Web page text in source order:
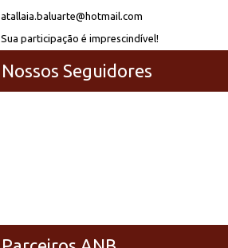
atallaia.baluarte@hotmail.com
Sua participação é imprescindível!
Nossos Seguidores